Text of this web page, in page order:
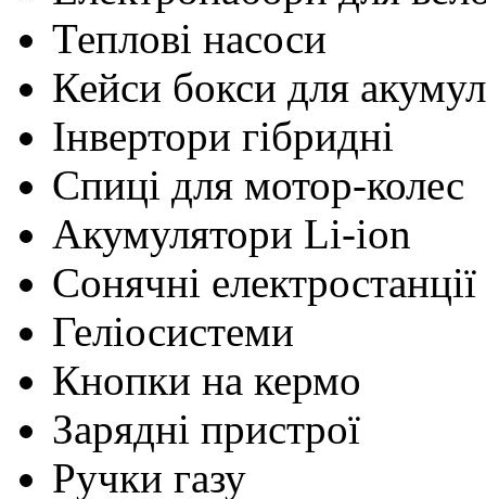
Теплові насоси
Кейси бокси для
Інвертори гібридні
Cпиці для мотор-колес
Акумулятори Li-ion
Сонячні електростанції
Геліосистеми
Кнопки на кермо
Зарядні пристрої
Ручки газу